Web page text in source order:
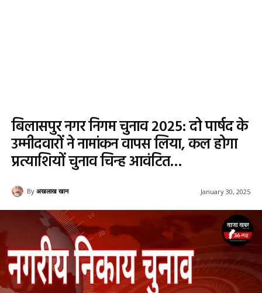
बिलासपुर नगर निगम चुनाव 2025: दो पार्षद के
उम्मीदवारों ने नामांकन वापस लिया, कल होगा
प्रत्याशियों चुनाव चिन्ह आवंटित…
By अखलाख खान January 30, 2025